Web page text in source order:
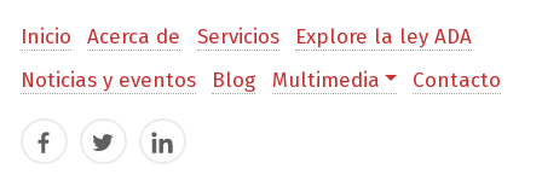
Inicio Acerca de Servicios
Explore la ley ADA
Noticias y eventos
Blog Multimedia Contacto
FacebookTwitterLinkedIn